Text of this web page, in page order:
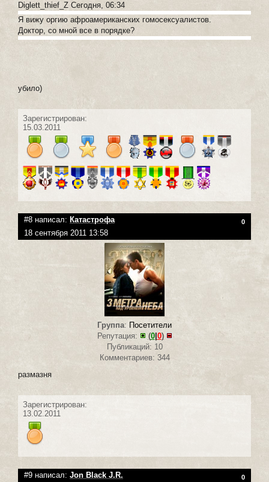
Diglett_thief_Z Сегодня, 06:34
Я вижу оргию афроамериканских гомосексуалистов.
Доктор, со мной все в порядке?
убило)
Зарегистрирован:
15.03.2011
#8 написал: Катастрофа 0
18 сентября 2011 13:58
Группа: Посетители
Репутация:
(0| 0)
Публикаций: 10
Комментариев: 344
размазня
Зарегистрирован:
13.02.2011
#9 написал: Jon Black J.R. 0